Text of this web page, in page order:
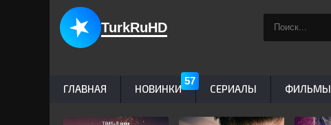
TurkRuHD
ГЛАВНАЯ НОВИНКИ СЕРИАЛЫ ФИЛЬМЫ